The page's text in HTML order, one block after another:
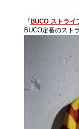
『 BUCO ストライ
BUCO定番のスト